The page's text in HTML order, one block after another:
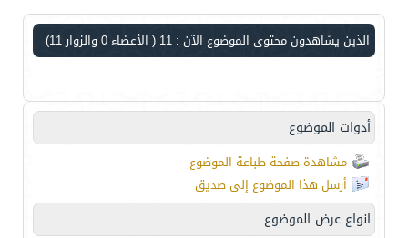
الذين يشاهدون محتوى الموضوع الآن : 11 ( الأعضاء 0 والزوار 11)
أدوات الموضوع
مشاهدة صفحة طباعة الموضوع
أرسل هذا الموضوع إلى صديق
انواع عرض الموضوع